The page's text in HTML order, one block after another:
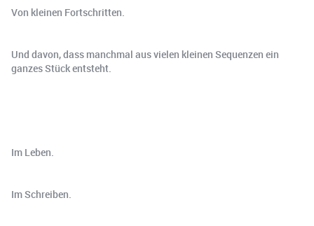
Von kleinen Fortschritten.
Und davon, dass manchmal aus vielen kleinen Sequenzen ein
ganzes Stück entsteht.
Im Leben.
Im Schreiben.